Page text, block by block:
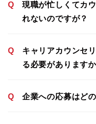
Q
現職が忙しくてカ
れないのですが？
Q
キャリアカウンセ
る必要があります
Q 企業への応募はど